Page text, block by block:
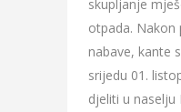
skupljanje
otpada. Nakon
nabave, kante
srijedu 01.
djeliti u naselju